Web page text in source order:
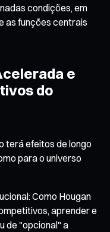
condições, em
as funções centrais
e
do
terá efeitos de longo
para o universo
Como Hougan
aprender e
de "opcional" a